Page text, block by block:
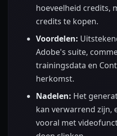
hoeveelheid credits,
credits te kopen.
Voordelen:
Adobe's suite,
trainingsdata en
herkomst.
Nadelen: Het
kan verwarrend zijn,
vooral met